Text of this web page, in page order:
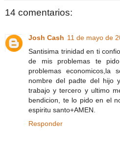
14 comentarios:
Josh Cash 11 de mayo de
Santisima trinidad en ti
de mis problemas te
problemas economicos,la
nombre del padte del hijo
trabajo y tercero y ultimo
bendicion, te lo pido en el
espiritu santo+AMEN.
Responder